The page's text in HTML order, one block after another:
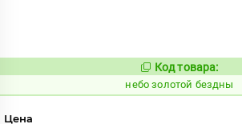
Код товара:
небо золотой бездны
Цена